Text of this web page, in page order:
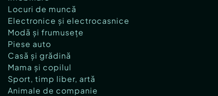
Locuri de muncă
Electronice și electrocasnice
Modă și frumusețe
Piese auto
Casă și grădină
Mama și copilul
Sport, timp liber, artă
Animale de companie